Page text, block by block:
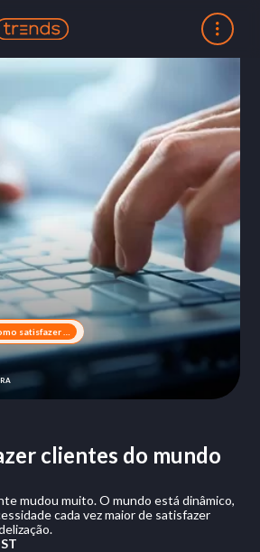
clientes do mundo
mudou muito. O mundo está dinâmico,
cada vez maior de satisfazer